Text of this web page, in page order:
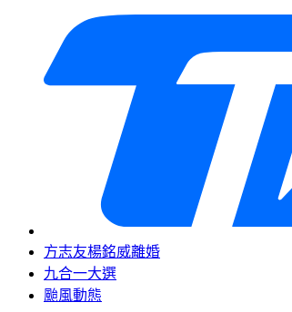
方志友楊銘威離婚
九合一大選
颱風動態